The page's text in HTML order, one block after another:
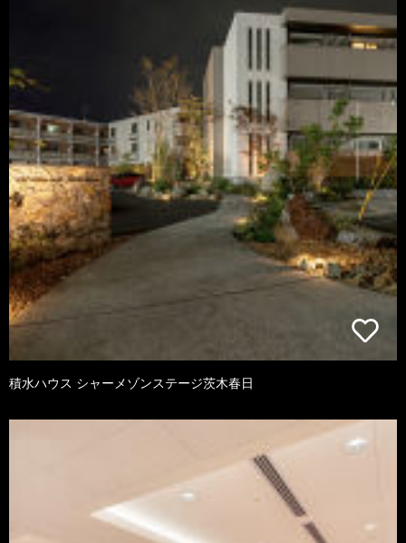
積水ハウス シャーメゾンステージ茨木春日